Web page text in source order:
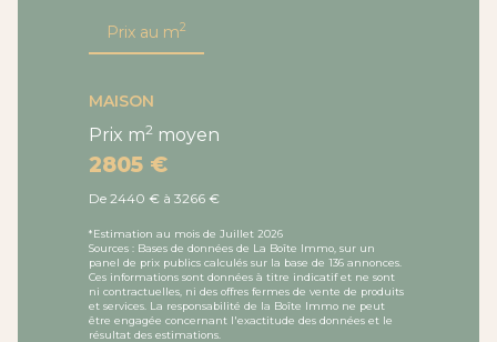
Prix au m2
MAISON
Prix m2 moyen
2805 €
De 2440 € à 3266 €
*Estimation au mois de Juillet 2026
Sources : Bases de données de La Boîte Immo, sur un
panel de prix publics calculés sur la base de 136 annonces.
Ces informations sont données à titre indicatif et ne sont
ni contractuelles, ni des offres fermes de vente de produits
et services. La responsabilité de la Boîte Immo ne peut
être engagée concernant l'exactitude des données et le
résultat des estimations.